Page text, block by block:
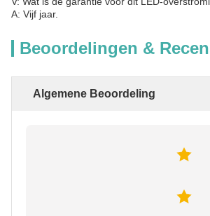
A: Vijf jaar.
Beoordelingen &
Algemene Beoordeling